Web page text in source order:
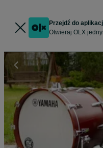
Przejdź do
Otwieraj OLX